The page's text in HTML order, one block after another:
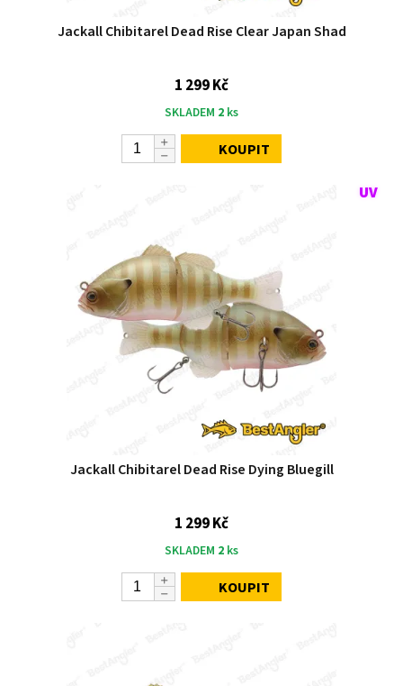
Jackall Chibitarel Dead Rise Clear Japan Shad
1 299 Kč
SKLADEM 2 ks
KOUPIT
Jackall Chibitarel Dead Rise Dying Bluegill
1 299 Kč
SKLADEM 2 ks
KOUPIT